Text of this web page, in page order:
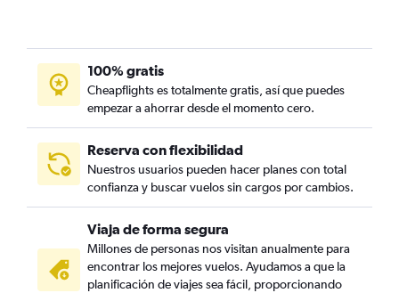
100% gratis
Cheapflights es totalmente gratis, así que puedes
empezar a ahorrar desde el momento cero.
Reserva con flexibilidad
Nuestros usuarios pueden hacer planes con total
confianza y buscar vuelos sin cargos por cambios.
Viaja de forma segura
Millones de personas nos visitan anualmente para
encontrar los mejores vuelos. Ayudamos a que la
planificación de viajes sea fácil, proporcionando